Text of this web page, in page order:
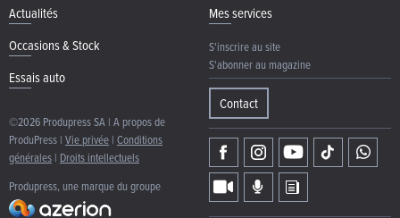
Actualités
Occasions & Stock
Essais auto
©2026 Produpress SA | A propos de
ProduPress | Vie privée | Conditions
générales | Droits intellectuels
Produpress, une marque du groupe
Mes services
S'inscrire au site
S'abonner au magazine
Contact